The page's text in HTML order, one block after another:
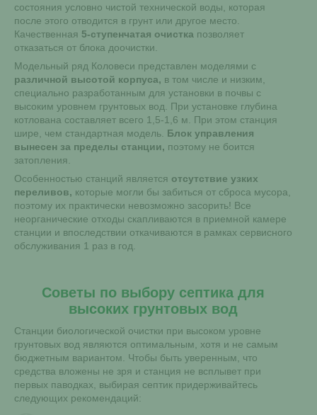
состояния условно чистой технической воды, которая
после этого отводится в грунт или другое место.
Качественная 5-ступенчатая очистка позволяет
отказаться от блока доочистки.
Модельный ряд Коловеси представлен моделями с
различной высотой корпуса, в том числе и низким,
специально разработанным для установки в почвы с
высоким уровнем грунтовых вод. При установке глубина
котлована составляет всего 1,5-1,6 м. При этом станция
шире, чем стандартная модель. Блок управления
вынесен за пределы станции, поэтому не боится
затопления.
Особенностью станций является отсутствие узких
переливов, которые могли бы забиться от сброса мусора,
поэтому их практически невозможно засорить! Все
неорганические отходы скапливаются в приемной камере
станции и впоследствии откачиваются в рамках сервисного
обслуживания 1 раз в год.
Советы по выбору септика для
высоких грунтовых вод
Станции биологической очистки при высоком уровне
грунтовых вод являются оптимальным, хотя и не самым
бюджетным вариантом. Чтобы быть уверенным, что
средства вложены не зря и станция не всплывет при
первых паводках, выбирая септик придерживайтесь
следующих рекомендаций: